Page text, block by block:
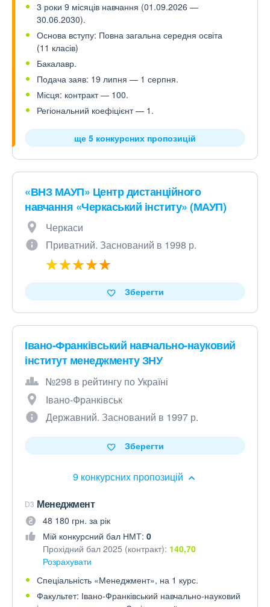
3 роки 9 місяців навчання (01.09.2026 —
30.06.2030).
Основа вступу: Повна загальна середня освіта
(11 класів)
Бакалавр.
Подача заяв: 19 липня — 1 серпня.
Місця: контракт — 100.
Регіональний коефіцієнт — 1.
ще 5 конкурсних пропозицій
«ВНЗ МАУП» Центр дистанційного
навчання «Черкаський інститу» (МАУП)
Черкаси
Приватний. Заснований в 1998 р.
Зберегти
Івано-Франківський навчально-науковий
інститут менеджменту ЗНУ
№298 в рейтингу по Україні
Івано-Франківськ
Державний. Заснований в 1997 р.
9 конкурсних пропозицій
Зберегти
D3 Менеджмент
48 180 грн. за рік
Мій конкурсний бал НМТ: 0
Прохідний бал 2025 (контракт): 140,70
Розрахувати
Спеціальність «Менеджмент», на 1 курс.
Факультет: Івано-Франківський навчально-науковий